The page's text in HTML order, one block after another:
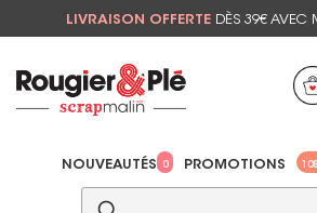
LIVRAISON OFFERTE DÈS 39€ AVEC
NOUVEAUTÉS 0 PROMOTIONS